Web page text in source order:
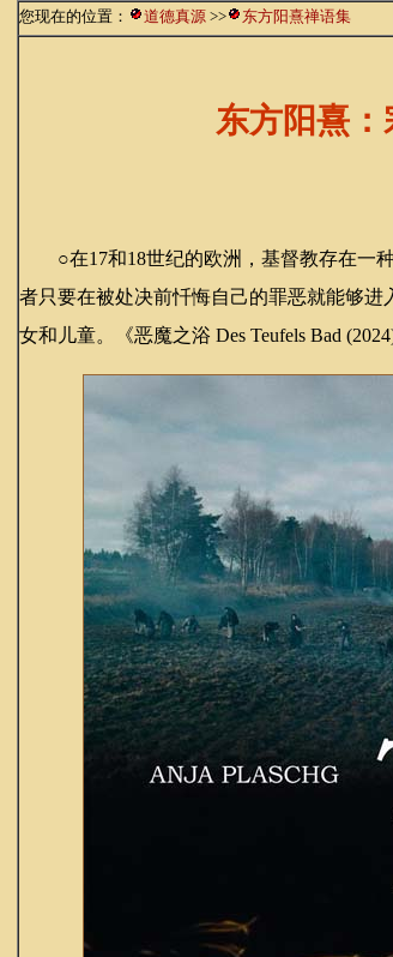
您现在的位置： 道德真源 >> 东方阳熹禅语集
东方阳熹
○在17和18世纪的欧洲，基督教存在一种
者只要在被处决前忏悔自己的罪恶就能够
女和儿童。《恶魔之浴 Des Teufels Bad